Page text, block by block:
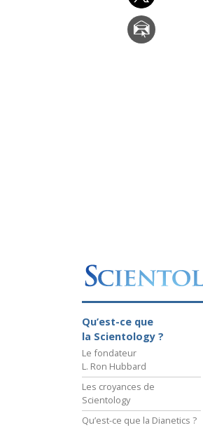
Qu’est-ce que
la Scientology ?
Le fondateur
L. Ron Hubbard
Les croyances de
Scientology
Qu’est-ce que la Dianetics ?